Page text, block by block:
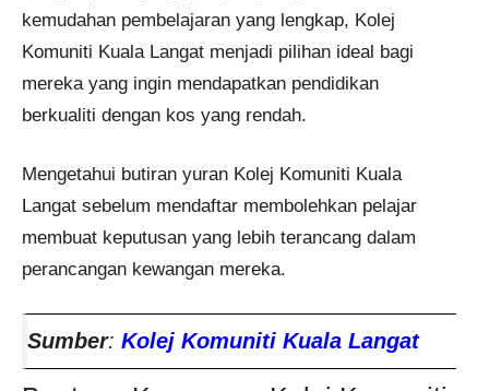
kemudahan pembelajaran yang lengkap, Kolej
Komuniti Kuala Langat menjadi pilihan ideal bagi
mereka yang ingin mendapatkan pendidikan
berkualiti dengan kos yang rendah.
Mengetahui butiran yuran Kolej Komuniti Kuala
Langat sebelum mendaftar membolehkan pelajar
membuat keputusan yang lebih terancang dalam
perancangan kewangan mereka.
Sumber: Kolej Komuniti Kuala Langat